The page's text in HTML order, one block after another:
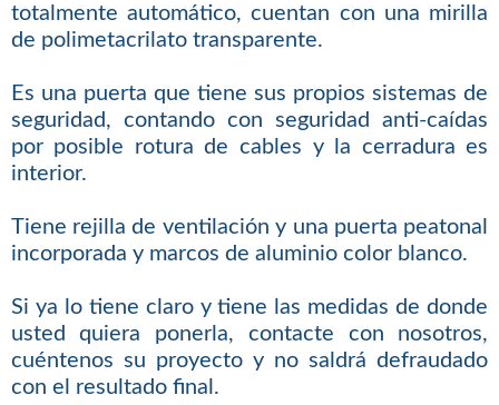
totalmente automático, cuentan con una mirilla
de polimetacrilato transparente.
Es una puerta que tiene sus propios sistemas de
seguridad, contando con seguridad anti-caídas
por posible rotura de cables y la cerradura es
interior.
Tiene rejilla de ventilación y una puerta peatonal
incorporada y marcos de aluminio color blanco.
Si ya lo tiene claro y tiene las medidas de donde
usted quiera ponerla, contacte con nosotros,
cuéntenos su proyecto y no saldrá defraudado
con el resultado final.